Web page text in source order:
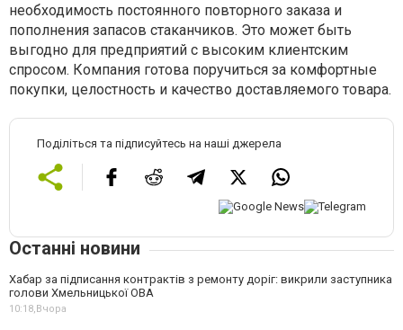
необходимость постоянного повторного заказа и
пополнения запасов стаканчиков. Это может быть
выгодно для предприятий с высоким клиентским
спросом. Компания готова поручиться за комфортные
покупки, целостность и качество доставляемого товара.
Поділіться та підписуйтесь на наші джерела
Останні новини
Хабар за підписання контрактів з ремонту доріг: викрили заступника
голови Хмельницької ОВА
10:18, Вчора